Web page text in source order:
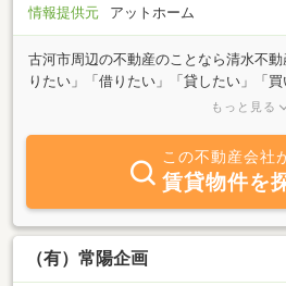
情報提供元
アットホーム
古河市周辺の不動産のことなら清水不
りたい」「借りたい」「貸したい」「
な要望に寄り添った紹介を地域密着の
もっと見る
この不動産会社
賃貸物件を
（有）常陽企画